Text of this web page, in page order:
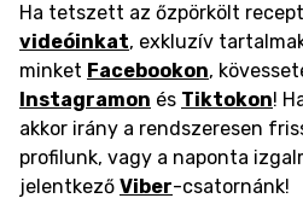
Ha tetszett az őzpörkölt
videóinkat, exkluzív
minket Facebookon,
Instagramon és Tiktokon!
akkor irány a rendszeresen
profilunk, vagy a naponta
jelentkező Viber-csatornánk!